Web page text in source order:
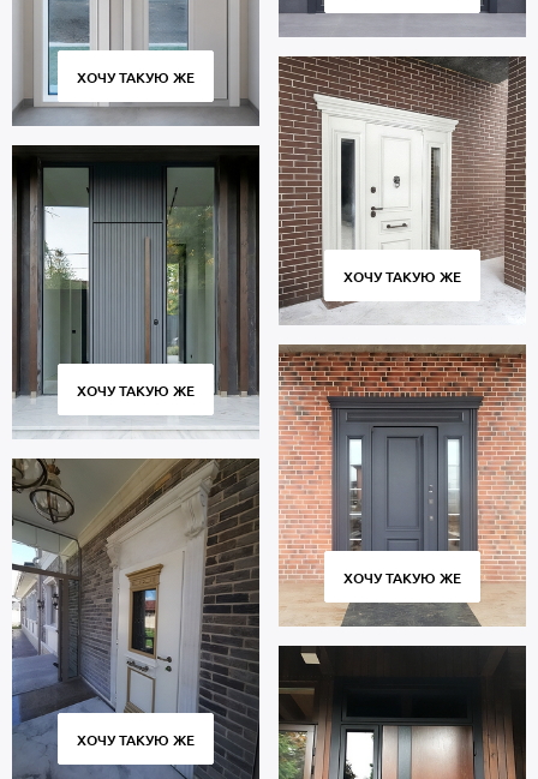
ХОЧУ ТАКУЮ ЖЕ
ХОЧУ ТАКУЮ ЖЕ
ХОЧУ ТАКУЮ ЖЕ
ХОЧУ ТАКУЮ ЖЕ
ХОЧУ ТАКУЮ ЖЕ